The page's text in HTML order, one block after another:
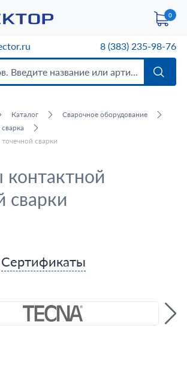
0
8 (383) 235-98-76
Каталог
Сварочное оборудование
сварки
сварки
Сертификаты